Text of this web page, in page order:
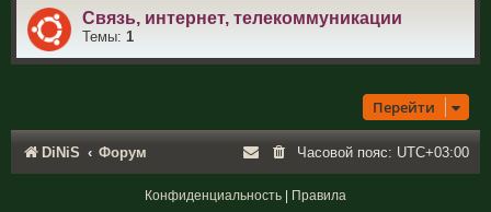
Связь, интернет, телекоммуникации
Темы: 1
Перейти
DiNiS Форум Часовой пояс: UTC+03:00
Конфиденциальность | Правила